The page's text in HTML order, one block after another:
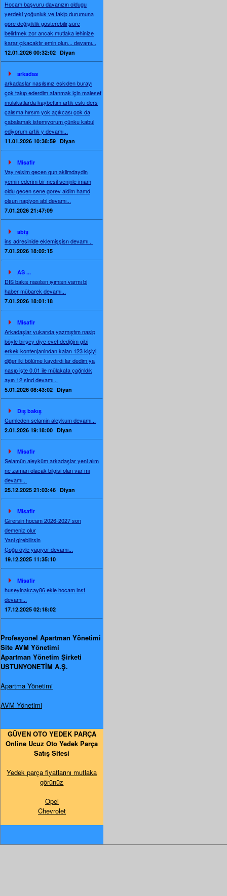
Hocam başvuru davanızın oldugu
yerdeki yoğunluk ve takip durumuna
göre değişiklik gösterebilir,süre
belirtmek zor ancak mutlaka lehinize
karar çıkacaktır emin olun... devamı...
12.01.2026 00:32:02 Diyan
arkadas
arkadaslar nasılsınız eskıden burayı
çok takıp ederdim atanmak için malesef
mulakatlarda kaybettım artık eskı ders
çalısma hırsım yok açıkcası çok da
çabalamak istemıyorum çünku kabul
ediyorum artık y devamı...
11.01.2026 10:38:59 Diyan
Misafir
Vay reisim gecen gun aklimdaydin
yemin ederim bir nesil senjnle imam
oldu gecen sene gorev aldim hamd
olsun napiyon abi devamı...
7.01.2026 21:47:09
abiş
ins adresinide eklemişşisn devamı...
7.01.2026 18:02:15
AS ...
DIS bakıs nasılsın ıyımısn varmı bi
haber mübarek devamı...
7.01.2026 18:01:18
Misafir
Arkadaşlar yukarıda yazmıştım nasip
böyle birşey diye evet dediğim gibi
erkek kontenjanindan kalan 123 kişiyi
diğer iki bölüme kaydırdı lar dedim ya
nasıp işte 0.01 ile mülakata çağrıldık
ayın 12 sind devamı...
5.01.2026 08:43:02 Diyan
Dış bakış
Cumleden selamin aleykum devamı...
2.01.2026 19:18:00 Diyan
Misafir
Selamün aleyküm arkadaşlar yeni alım
ne zaman olacak bilgisi olan var mı
devamı...
25.12.2025 21:03:46 Diyan
Misafir
Girersin hocam 2026-2027 son
demeniz olur
Yani girebilirsin
Çoğu öyle yapıyor devamı...
19.12.2025 11:35:10
Misafir
huseyinakcay86 ekle hocam inst
devamı...
17.12.2025 02:18:02
Profesyonel Apartman Yönetimi
Site AVM Yönetimi
Apartman Yönetim Şirketi
USTUNYONETİM A.Ş.
Apartma Yönetimi
AVM Yönetimi
GÜVEN OTO YEDEK PARÇA
Online Ucuz Oto Yedek Parça
Satış Sitesi
Yedek parça fiyatlarını mutlaka
görünüz
Opel
Chevrolet